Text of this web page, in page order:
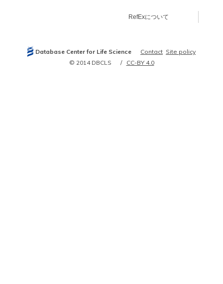
RefExについて
Database Center for Life Science Contact Site policy
© 2014 DBCLS
CC-BY 4.0